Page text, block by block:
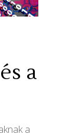
a
a